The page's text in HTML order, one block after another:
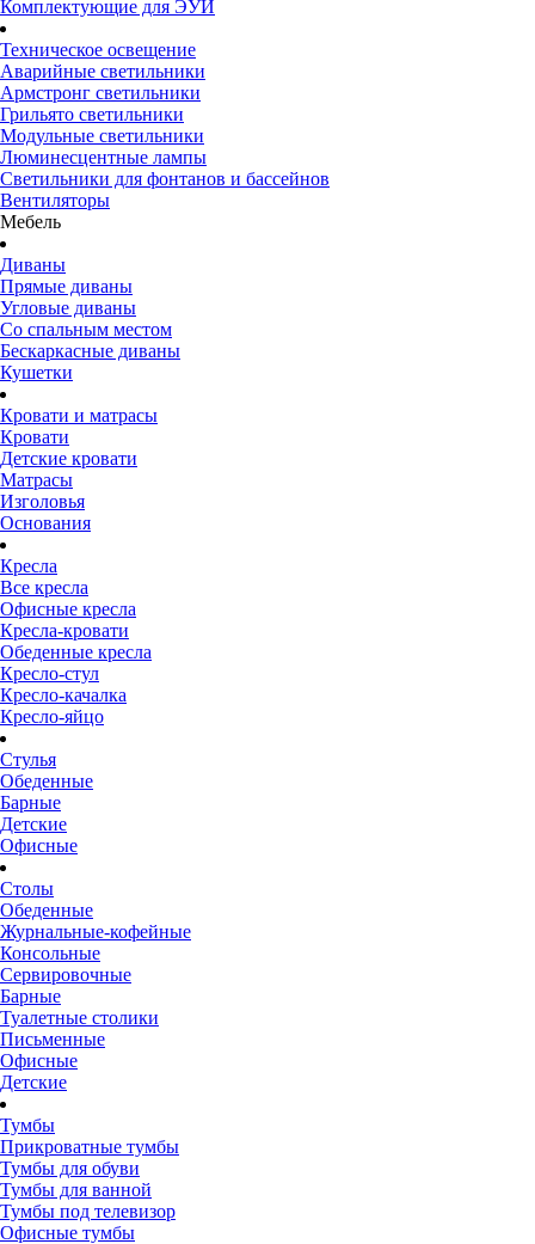
Комплектующие для ЭУИ
Техническое освещение
Аварийные светильники
Армстронг светильники
Грильято светильники
Модульные светильники
Люминесцентные лампы
Светильники для фонтанов и бассейнов
Вентиляторы
Мебель
Диваны
Прямые диваны
Угловые диваны
Со спальным местом
Бескаркасные диваны
Кушетки
Кровати и матрасы
Кровати
Детские кровати
Матрасы
Изголовья
Основания
Кресла
Все кресла
Офисные кресла
Кресла-кровати
Обеденные кресла
Кресло-стул
Кресло-качалка
Кресло-яйцо
Стулья
Обеденные
Барные
Детские
Офисные
Столы
Обеденные
Журнальные-кофейные
Консольные
Сервировочные
Барные
Туалетные столики
Письменные
Офисные
Детские
Тумбы
Прикроватные тумбы
Тумбы для обуви
Тумбы для ванной
Тумбы под телевизор
Офисные тумбы